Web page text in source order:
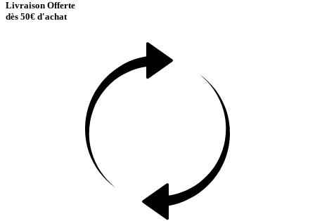
Livraison Offerte
dès 50€ d'achat